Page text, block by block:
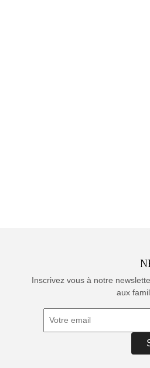
Inscrivez vous à notre
aux